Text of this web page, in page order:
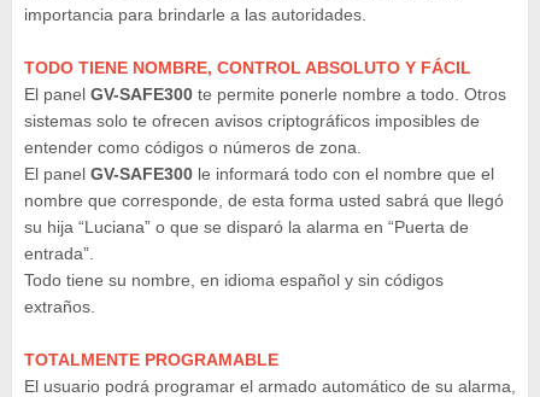
importancia para brindarle a las autoridades.
TODO TIENE NOMBRE, CONTROL ABSOLUTO Y FÁCIL
El panel GV-SAFE300 te permite ponerle nombre a todo. Otros
sistemas solo te ofrecen avisos criptográficos imposibles de
entender como códigos o números de zona.
El panel GV-SAFE300 le informará todo con el nombre que el
nombre que corresponde, de esta forma usted sabrá que llegó
su hija “Luciana” o que se disparó la alarma en “Puerta de
entrada”.
Todo tiene su nombre, en idioma español y sin códigos
extraños.
TOTALMENTE PROGRAMABLE
El usuario podrá programar el armado automático de su alarma,